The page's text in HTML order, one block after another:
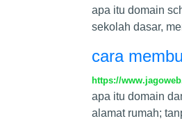
apa itu domain
sekolah dasar,
cara
https://
apa itu domain
alamat rumah;